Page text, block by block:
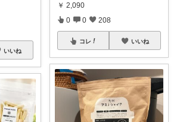
いいね
￥ 2,090
0 0 208
コレ いいね